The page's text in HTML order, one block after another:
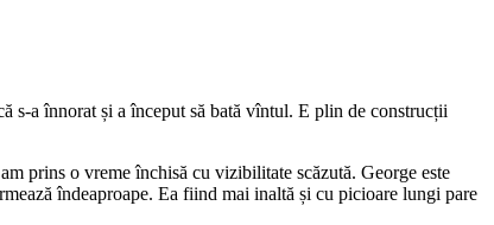
s-a înnorat și a început să bată vîntul. E plin de construcții
prins o vreme închisă cu vizibilitate scăzută. George este
îndeaproape. Ea fiind mai inaltă și cu picioare lungi pare